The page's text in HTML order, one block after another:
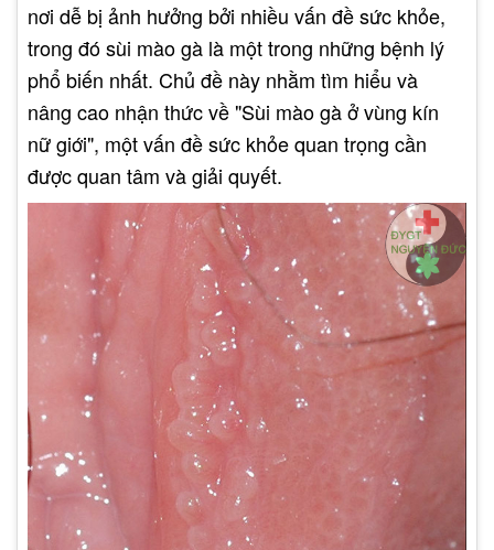
nơi dễ bị ảnh hưởng bởi nhiều vấn đề sức khỏe,
trong đó sùi mào gà là một trong những bệnh lý
phổ biến nhất. Chủ đề này nhằm tìm hiểu và
nâng cao nhận thức về "Sùi mào gà ở vùng kín
nữ giới", một vấn đề sức khỏe quan trọng cần
được quan tâm và giải quyết.